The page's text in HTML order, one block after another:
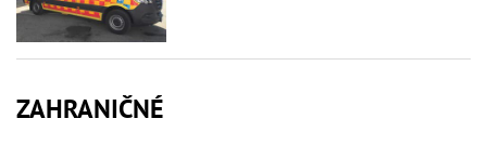
ZAHRANIČNÉ